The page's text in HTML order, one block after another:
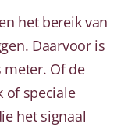
het bereik van
Daarvoor is
meter. Of de
of speciale
het signaal